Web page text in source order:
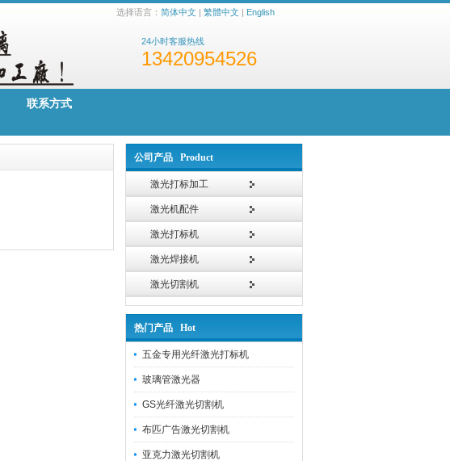
选择语言： 简体中文 | 繁體中文 | English
24小时客服热线
13420954526
联系方式
公司产品 Product
激光打标加工
激光机配件
激光打标机
激光焊接机
激光切割机
热门产品 Hot
五金专用光纤激光打标机
玻璃管激光器
GS光纤激光切割机
布匹广告激光切割机
亚克力激光切割机